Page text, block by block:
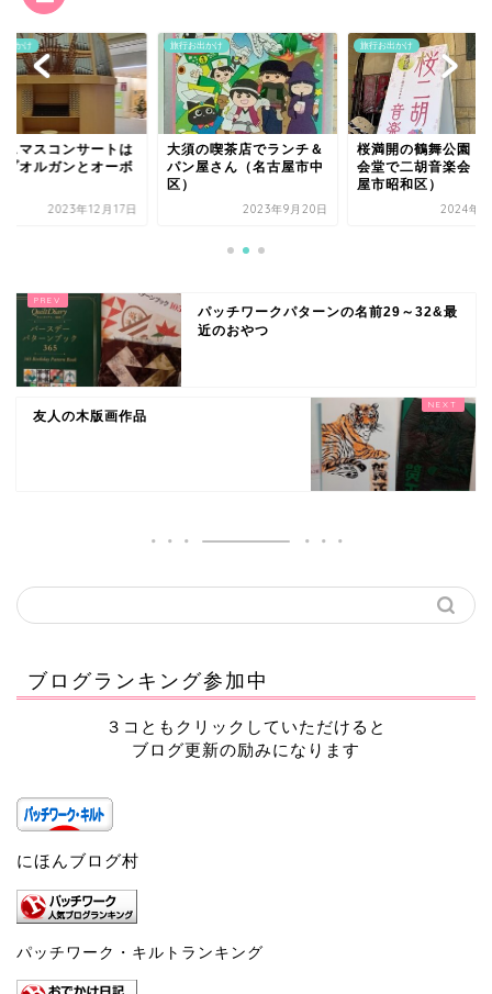
出かけ
スマスコンサートは
プオルガンとオーボ
2023年12月17日
旅行お出かけ
大須の喫茶店でランチ＆
パン屋さん（名古屋市中
区）
2023年9月20日
旅行お出かけ
桜満開の鶴舞公園・
会堂で二胡音楽会（
屋市昭和区）
2024年4
パッチワークパターンの名前29～32&最
近のおやつ
友人の木版画作品
ブログランキング参加中
３コともクリックしていただけると
ブログ更新の励みになります
にほんブログ村
パッチワーク・キルトランキング